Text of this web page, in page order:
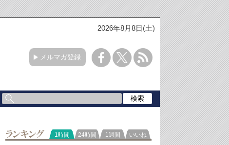
2026年8月8日(土)
メルマガ登録
ランキング
1時間 24時間 1週間 いいね